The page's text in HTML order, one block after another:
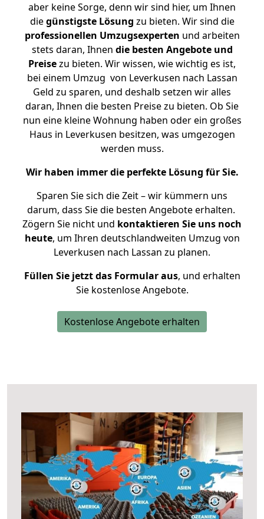
aber keine Sorge, denn wir sind hier, um Ihnen
diegünstigste Lösung zu bieten. Wir sind die
professionellen Umzugsexperten und arbeiten
stets daran, Ihnen die besten Angebote und
Preisezu bieten. Wir wissen, wie wichtig es ist,
bei einem Umzug von Leverkusen nach Lassan
Geld zu sparen, und deshalb setzen wir alles
daran, Ihnen die besten Preise zu bieten. Ob Sie
nun eine kleine Wohnung haben oder ein großes
Haus in Leverkusen besitzen, was umgezogen
werden muss.
Wir haben immer die perfekte Lösung für Sie.
Sparen Sie sich die Zeit – wir kümmern uns
darum, dass Sie die besten Angebote erhalten.
Zögern Sie nicht und kontaktieren Sie uns noch
heute, um Ihren deutschlandweiten Umzug von
Leverkusen nach Lassan zu planen.
Füllen Sie jetzt das Formular aus, und erhalten
Sie kostenlose Angebote.
Kostenlose Angebote erhalten